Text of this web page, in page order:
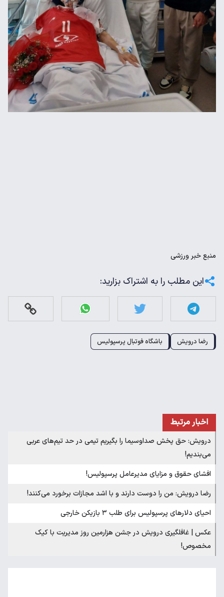
منبعخبر ورزشی
این مطلب را به اشتراک بزارید:
رضا درویش باشگاه فوتبال پرسپولیس
اخبار مرتبط
درویش: حق پخش صداوسیما را بگیریم تیمی در حد تیم‌های عربی
می‌بندیم!
افشای حقوق و مزایای مدیرعامل پرسپولیس!
رضا درویش: من را دوست دارند و با اشد مجازات برخورد می‌کنند!
احیای دلارهای پرسپولیس برای طلب ۳ بازیکن خارجی
عکس | غافلگیری درویش در جشن هزارمین روز مدیریت با کیک
مخصوص!